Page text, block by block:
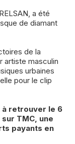
a été
de diamant
de la
artiste masculin
urbaines
pour le clip
retrouver le 6
TMC, une
payants en